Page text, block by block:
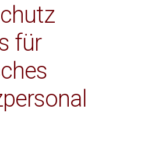
für